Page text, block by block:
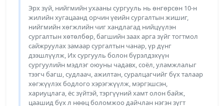
Эрх зүй, нийгмийн ухааны сургууль нь өнгөрсөн 10-н
жилийн хугацаанд орчин үеийн сургалтын жишиг,
нийгмийн хөгжлийн чиг хандлагад нийцүүлэн
сургалтын хөтөлбөр, багшийн заах арга зүйг тогтмол
сайжруулах замаар сургалтын чанар, үр дүнг
дээшлүүлж, Их сургууль болон бүрэлдэхүүн
сургуулийн мэдлэг оюуны чадавх, соёл, уламжлалыг
тээгч багш, судлаач, ажилтан, суралцагчийг бүх талаар
хөгжүүлэх бодлого хэрэгжүүлж, мэргэшсэн,
хариуцлага, ёс зүйтэй, тэргүүний хамт олон байж,
цаашид бүх л нөөц боломжоо дайчлан нэгэн зүгт